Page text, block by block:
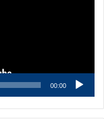
00:00